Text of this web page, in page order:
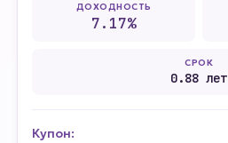
ДОХОДНОСТЬ
7.17%
СРОК
0.88 лет
Купон: